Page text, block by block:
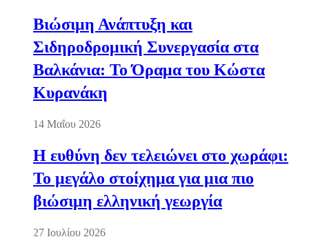
Βιώσιμη Ανάπτυξη και
Σιδηροδρομική Συνεργασία στα
Βαλκάνια: Το Όραμα του Κώστα
Κυρανάκη
14 Μαΐου 2026
Η ευθύνη δεν τελειώνει στο χωράφι:
Το μεγάλο στοίχημα για μια πιο
βιώσιμη ελληνική γεωργία
27 Ιουλίου 2026